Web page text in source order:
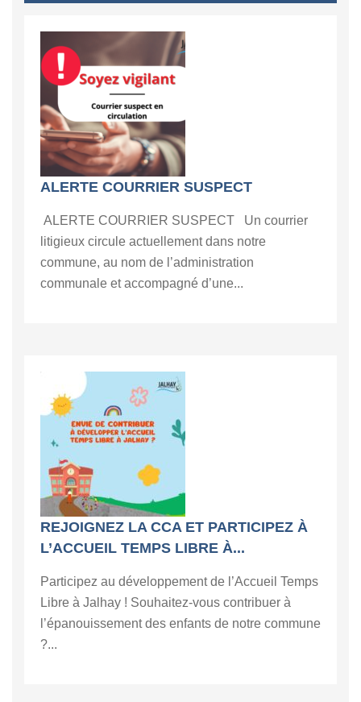
ALERTE COURRIER SUSPECT
ALERTE COURRIER SUSPECT Un courrier
litigieux circule actuellement dans notre
commune, au nom de l’administration
communale et accompagné d’une...
REJOIGNEZ LA CCA ET PARTICIPEZ À
L’ACCUEIL TEMPS LIBRE À...
Participez au développement de l’Accueil Temps
Libre à Jalhay ! Souhaitez-vous contribuer à
l’épanouissement des enfants de notre commune
?...